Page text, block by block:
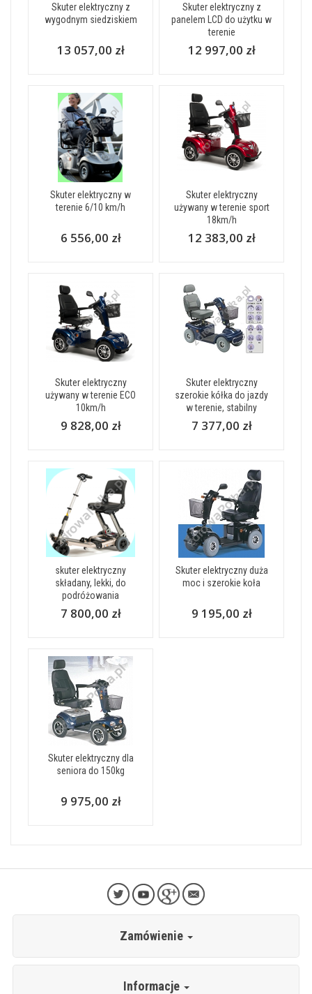
Skuter elektryczny z
wygodnym siedziskiem
13 057,00 zł
Skuter elektryczny z
panelem LCD do użytku w
terenie
12 997,00 zł
Skuter elektryczny w
terenie 6/10 km/h
6 556,00 zł
Skuter elektryczny
używany w terenie sport
18km/h
12 383,00 zł
Skuter elektryczny
używany w terenie ECO
10km/h
9 828,00 zł
Skuter elektryczny
szerokie kółka do jazdy
w terenie, stabilny
7 377,00 zł
skuter elektryczny
składany, lekki, do
podróżowania
7 800,00 zł
Skuter elektryczny duża
moc i szerokie koła
9 195,00 zł
Skuter elektryczny dla
seniora do 150kg
9 975,00 zł
Zamówienie
Informacje